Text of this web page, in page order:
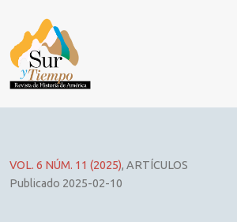
VOL. 6 NÚM. 11 (2025), ARTÍCULOS
Publicado 2025-02-10